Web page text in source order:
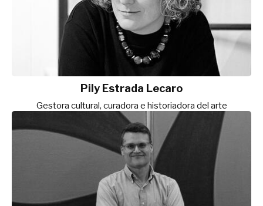
Pily Estrada Lecaro
Gestora cultural, curadora e historiadora del arte